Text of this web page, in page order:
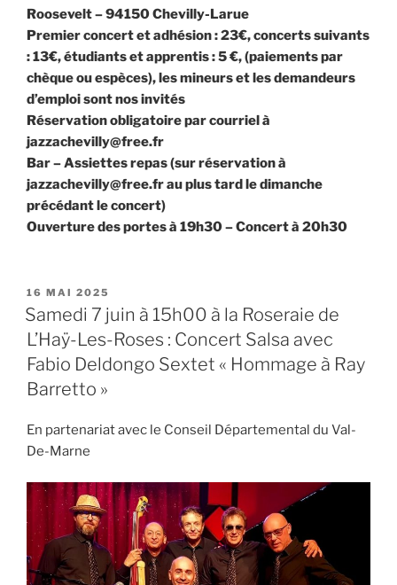
Roosevelt – 94150 Chevilly-Larue
Premier concert et adhésion : 23€, concerts suivants
: 13€, étudiants et apprentis : 5 €, (paiements par
chèque ou espèces), les mineurs et les demandeurs
d’emploi sont nos invités
Réservation obligatoire par courriel à
jazzachevilly@free.fr
Bar – Assiettes repas (sur réservation à
jazzachevilly@free.fr au plus tard le dimanche
précédant le concert)
Ouverture des portes à 19h30 – Concert à 20h30
PUBLIÉ
LE
16 MAI 2025
Samedi 7 juin à 15h00 à la Roseraie de
L’Haÿ-Les-Roses : Concert Salsa avec
Fabio Deldongo Sextet « Hommage à Ray
Barretto »
En partenariat avec le Conseil Départemental du Val-
De-Marne